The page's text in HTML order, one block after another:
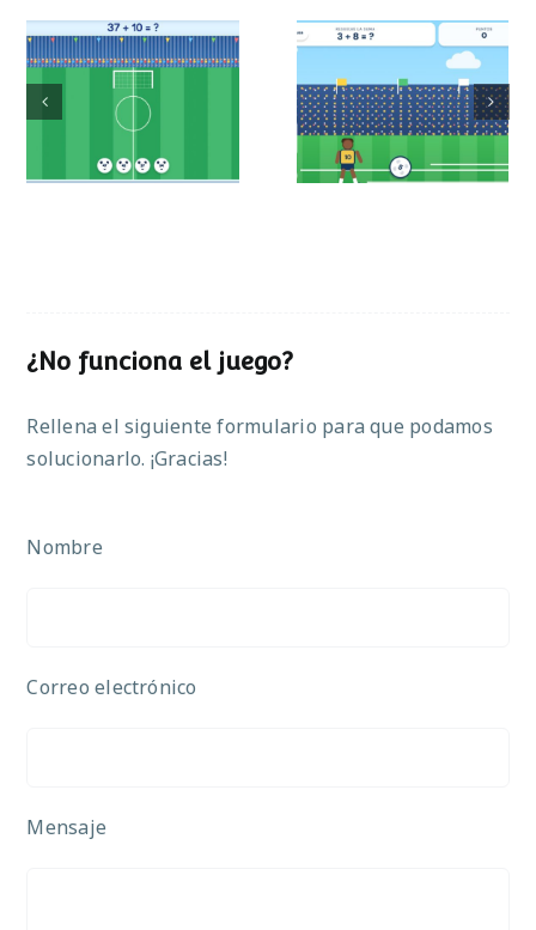
Mundial de
operaciones
Partido de sumas
¿No funciona el juego?
Rellena el siguiente formulario para que podamos
solucionarlo. ¡Gracias!
Nombre
Correo electrónico
Mensaje